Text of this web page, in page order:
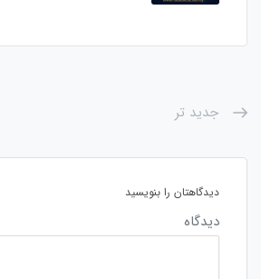
جدید تر
دیدگاهتان را بنویسید
دیدگاه